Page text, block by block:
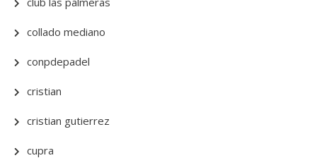
collado mediano
conpdepadel
cristian
cristian gutierrez
cupra